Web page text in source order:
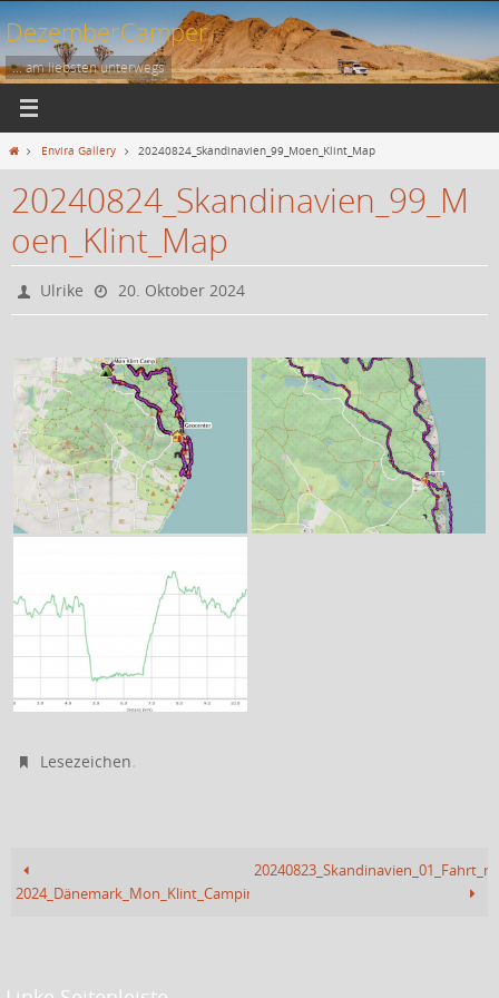
Zum
Inhalt
springen
DezemberCamper
... am liebsten unterwegs
StartEnvira Gallery 20240824_Skandinavien_99_Moen_Klint_Map
20240824_Skandinavien_99_M
oen_Klint_Map
Ulrike 20. Oktober 2024
Lesezeichen.
2024_Dänemark_Mon_Klint_Camping